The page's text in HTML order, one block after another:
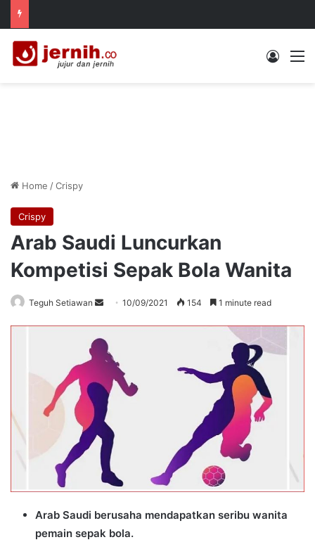
Log In
Home /Crispy
Crispy
Arab Saudi Luncurkan
Kompetisi Sepak Bola Wanita
Teguh Setiawan
Send10/09/2021 154 1 minute read
Arab Saudi berusaha mendapatkan seribu wanita
pemain sepak bola.